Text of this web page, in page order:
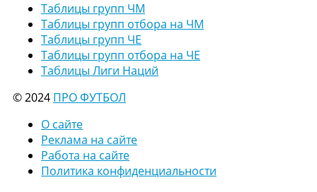
Таблицы групп ЧМ
Таблицы групп отбора на ЧМ
Таблицы групп ЧЕ
Таблицы групп отбора на ЧЕ
Таблицы Лиги Наций
© 2024 ПРО ФУТБОЛ
О сайте
Реклама на сайте
Работа на сайте
Политика конфиденциальности